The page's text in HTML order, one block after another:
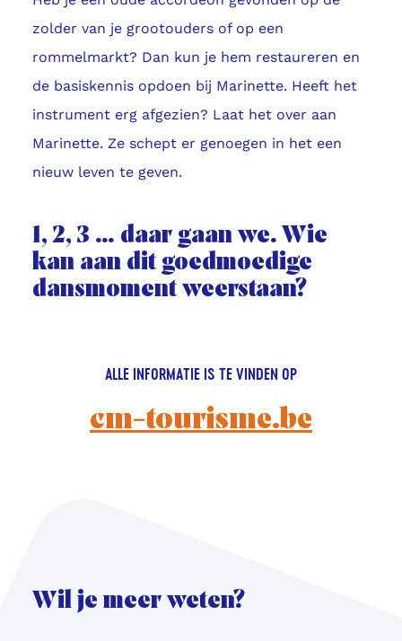
zolder van je grootouders of op een
rommelmarkt? Dan kun je hem restaureren en
de basiskennis opdoen bij Marinette. Heeft het
instrument erg afgezien? Laat het over aan
Marinette. Ze schept er genoegen in het een
nieuw leven te geven.
1, 2, 3 … daar gaan we. Wie
kan aan dit goedmoedige
dansmoment weerstaan?
ALLE INFORMATIE IS TE VINDEN OP
cm-tourisme.be
Wil je meer weten?